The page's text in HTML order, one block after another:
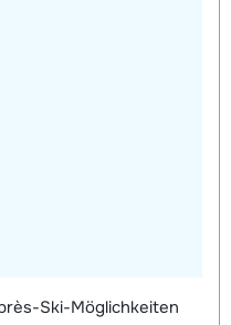
Ski-Möglichkeiten